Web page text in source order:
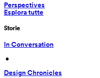
Perspectives
Esplora tutte
Storie
In Conversation
•
Design Chronicles